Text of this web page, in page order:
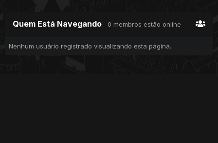
Quem Está Navegando 0 membros estão online
Nenhum usuário registrado visualizando esta página.